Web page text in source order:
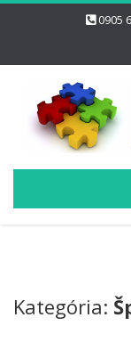
0905
Kategória: